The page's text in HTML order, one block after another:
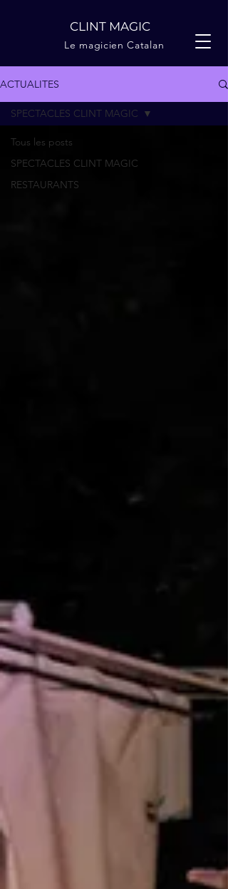
Le magicien Catalan
CLINT MAGIC
ACTUALITES
Tous les posts
SPECTACLES CLINT MAGIC
RESTAURANTS
SPECTACLES CLINT MAGIC